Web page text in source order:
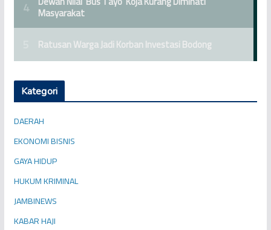
Kategori
DAERAH
EKONOMI BISNIS
GAYA HIDUP
HUKUM KRIMINAL
JAMBINEWS
KABAR HAJI